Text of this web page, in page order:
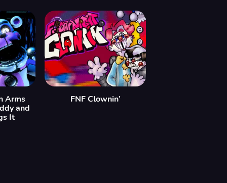
Arms
and
It
FNF Clownin’